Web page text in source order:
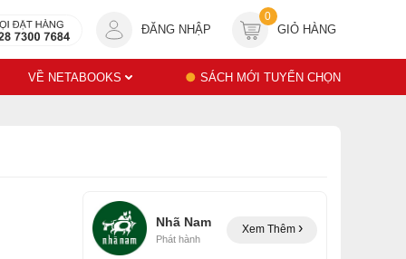
ĐĂNG NHẬP
0
GIỎ HÀNG
VỀ NETABOOKS SÁCH MỚI TUYỂN CHỌN
Nhã Nam
Phát hành
Xem Thêm